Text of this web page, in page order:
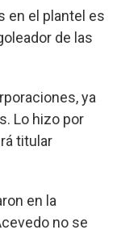
en el plantel es
de las
ya
Lo hizo por
titular
en la
no se